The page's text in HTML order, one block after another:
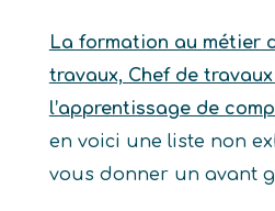
La formation au métier
travaux, Chef de
l’apprentissage de
en voici une liste non
vous donner un avant